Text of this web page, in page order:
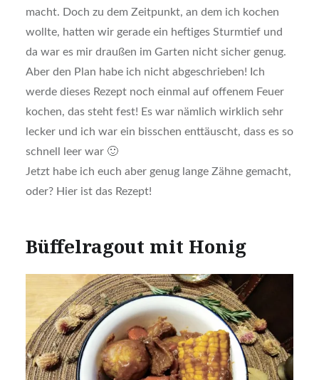
macht. Doch zu dem Zeitpunkt, an dem ich kochen
wollte, hatten wir gerade ein heftiges Sturmtief und
da war es mir draußen im Garten nicht sicher genug.
Aber den Plan habe ich nicht abgeschrieben! Ich
werde dieses Rezept noch einmal auf offenem Feuer
kochen, das steht fest! Es war nämlich wirklich sehr
lecker und ich war ein bisschen enttäuscht, dass es so
schnell leer war 🙂
Jetzt habe ich euch aber genug lange Zähne gemacht,
oder? Hier ist das Rezept!
Büffelragout mit Honig